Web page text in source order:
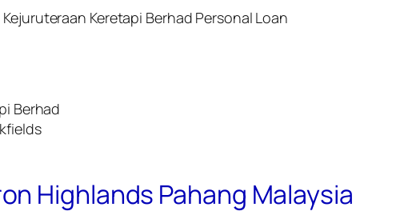
Berhad
Highlands Pahang Malaysia